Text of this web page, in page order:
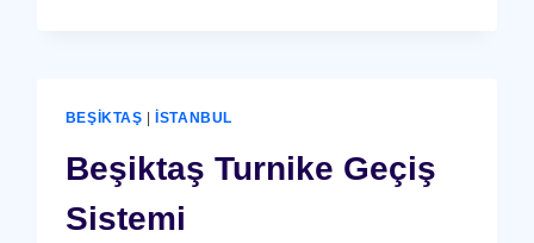
BEŞIKTAŞ İSTANBUL
Beşiktaş Turnike Geçiş
Sistemi